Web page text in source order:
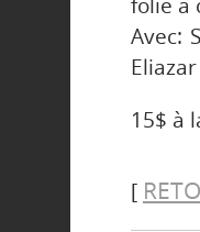
Avec:
15$ à
[